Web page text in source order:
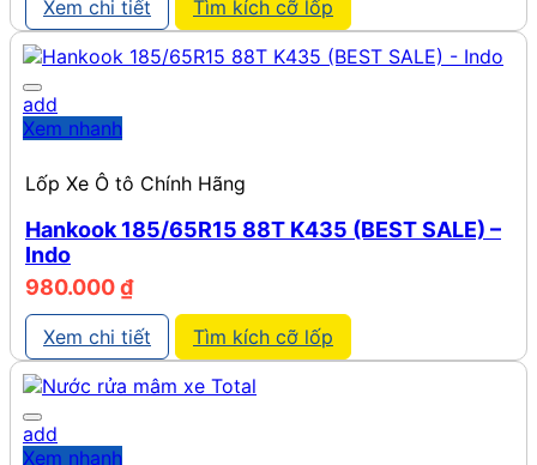
603.549 ₫. là:
549.000 ₫.
Xem chi tiết Tìm kích cỡ lốp
add
Xem nhanh
Lốp Xe Ô tô Chính Hãng
Hankook 185/65R15 88T K435 (BEST SALE) –
Indo
980.000₫
Xem chi tiết Tìm kích cỡ lốp
add
Xem nhanh